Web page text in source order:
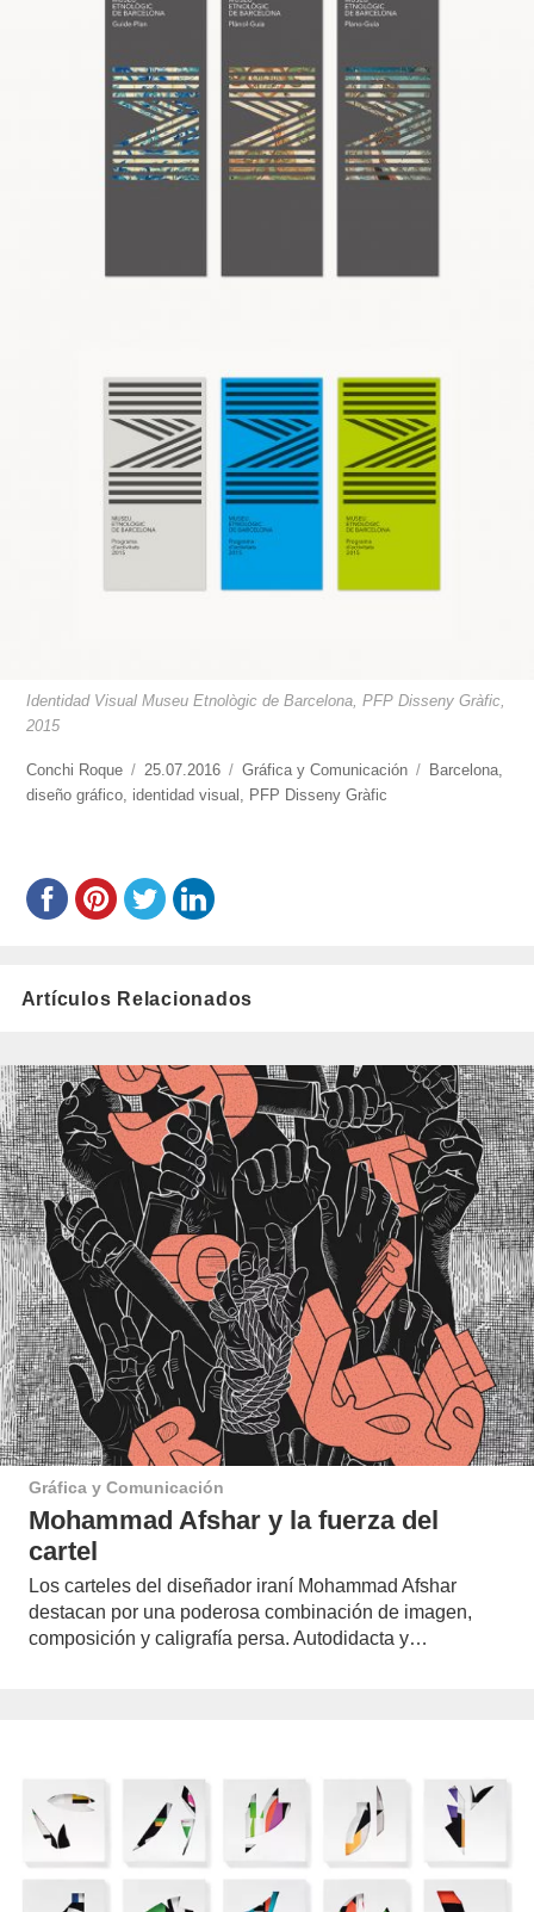
Identidad Visual Museu Etnològic de Barcelona, PFP Disseny Gràfic,
2015
https://www.experimenta.es/author/conchi-
roque/
Conchi Roque
Publicado
el
25.07.2016 Categorías
Gráfica y Comunicación Etiquetas
Barcelona,
diseño gráfico, identidad visual , PFP Disseny Gràfic
Artículos Relacionados
Gráfica y Comunicación
Mohammad Afshar y la fuerza del
cartel
Los carteles del diseñador iraní Mohammad Afshar
destacan por una poderosa combinación de imagen,
composición y caligrafía persa. Autodidacta y…